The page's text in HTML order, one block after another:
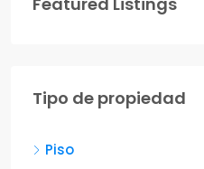
Tipo de propiedad
Piso